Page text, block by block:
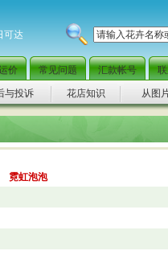
达
价 常见问题 汇款帐号
与投诉 花店知识 从图
霓虹泡泡